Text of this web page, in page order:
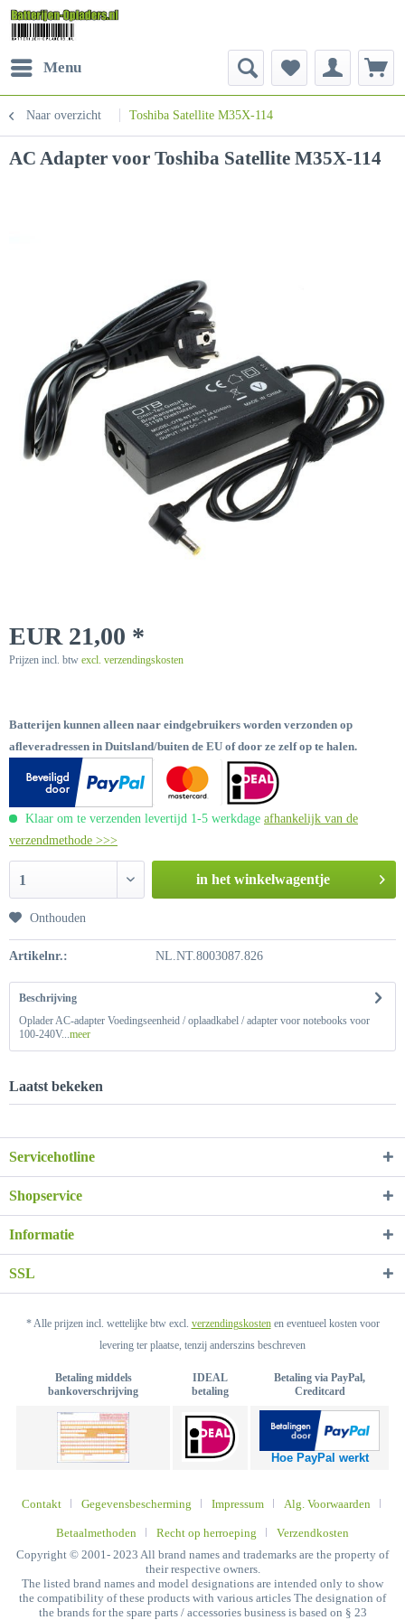
Menu
Naar overzicht Toshiba Satellite M35X-114
AC Adapter voor Toshiba Satellite M35X-114
EUR 21,00 *
Prijzen incl. btw excl. verzendingskosten
Batterijen kunnen alleen naar eindgebruikers worden verzonden op
afleveradressen in Duitsland/buiten de EU of door ze zelf op te halen.
Klaar om te verzenden levertijd 1-5 werkdage afhankelijk van de
verzendmethode >>>
1 in het winkelwagentje
Onthouden
Artikelnr.: NL.NT.8003087.826
Beschrijving
Oplader AC-adapter Voedingseenheid / oplaadkabel / adapter voor notebooks voor
100-240V... meer
Laatst bekeken
Servicehotline
Shopservice
Informatie
SSL
* Alle prijzen incl. wettelijke btw excl. verzendingskostenen eventueel kosten voor
levering ter plaatse, tenzij anderszins beschreven
Betaling middels
bankoverschrijving
IDEAL
betaling
Betaling via PayPal,
Creditcard
Hoe PayPal werkt
Contakt Gegevensbescherming Impressum Alg. Voorwaarden
Betaalmethoden Recht op herroeping
Verzendkosten
Copyright © 2001- 2023 All brand names and trademarks are the property of
their respective owners.
The listed brand names and model designations are intended only to show
the compatibility of these products with various articles The designation of
the brands for the spare parts / accessories business is based on § 23